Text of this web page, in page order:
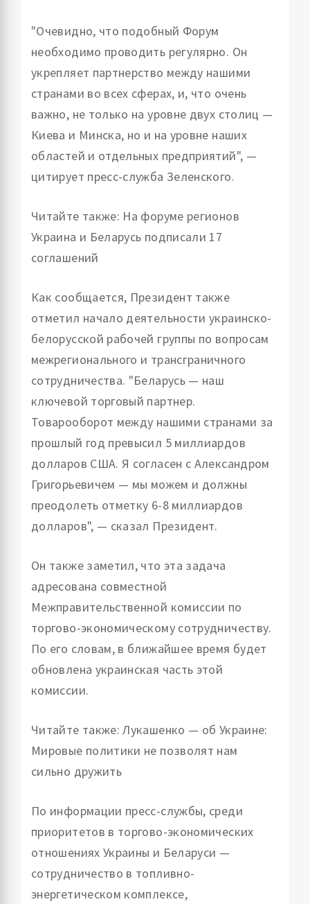
"Очевидно, что подобный Форум
необходимо проводить регулярно. Он
укрепляет партнерство между нашими
странами во всех сферах, и, что очень
важно, не только на уровне двух столиц —
Киева и Минска, но и на уровне наших
областей и отдельных предприятий", —
цитирует пресс-служба Зеленского.
Читайте также: На форуме регионов
Украина и Беларусь подписали 17
соглашений
Как сообщается, Президент также
отметил начало деятельности украинско-
белорусской рабочей группы по вопросам
межрегионального и трансграничного
сотрудничества. "Беларусь — наш
ключевой торговый партнер.
Товарооборот между нашими странами за
прошлый год превысил 5 миллиардов
долларов США. Я согласен с Александром
Григорьевичем — мы можем и должны
преодолеть отметку 6-8 миллиардов
долларов", — сказал Президент.
Он также заметил, что эта задача
адресована совместной
Межправительственной комиссии по
торгово-экономическому сотрудничеству.
По его словам, в ближайшее время будет
обновлена ​​украинская часть этой
комиссии.
Читайте также: Лукашенко — об Украине:
Мировые политики не позволят нам
сильно дружить
По информации пресс-службы, среди
приоритетов в торгово-экономических
отношениях Украины и Беларуси —
сотрудничество в топливно-
энергетическом комплексе,